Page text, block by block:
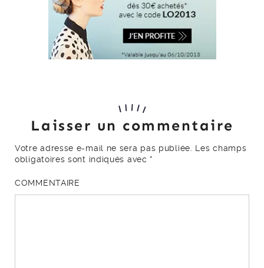
Laisser un commentaire
Votre adresse e-mail ne sera pas publiée.
Les champs
obligatoires sont indiqués avec *
COMMENTAIRE